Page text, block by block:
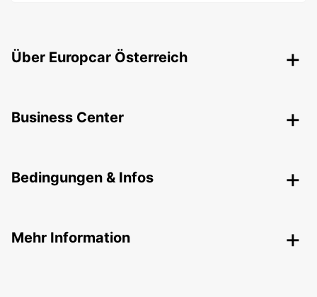
Über Europcar Österreich
Business Center
Bedingungen & Infos
Mehr Information